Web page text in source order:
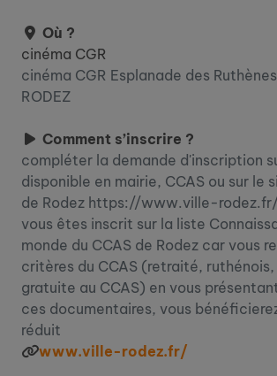
Où ?
cinéma CGR
cinéma CGR Esplanade des
RODEZ
Comment s’inscrire ?
compléter la demande d'inscription
disponible en mairie, CCAS ou sur le
de Rodez https://www.ville-
vous êtes inscrit sur la liste
monde du CCAS de Rodez car vous
critères du CCAS (retraité,
gratuite au CCAS) en vous
ces documentaires, vous
réduit
www.ville-rodez.fr/